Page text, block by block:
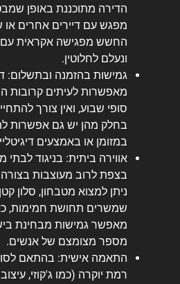
הדירה מתוכננת באופן
מפגש עם דיירים אחרים או
החשש מפגישה אקראית עם
ונעלם לחלוטין.
גמישות בהזמנה ובתשלום:
מאפשרות לעיתים קרובות
סופי שבוע, ואין צורך
בחלק מהן יש גם אפשרות
במזומן או באמצעים
אווירה ביתית: בניגוד לבתי
בצפת לרוב מעוצבות בצורה
ניתן למצוא מטבחון, סלון
שמשרים תחושת חמימות,
מאפשר גמישות מבחינת
מספר מצומצם של אנשים.
התאמה אישית: בהתאם
רמת יוקרה (כמו ג'קוזי,